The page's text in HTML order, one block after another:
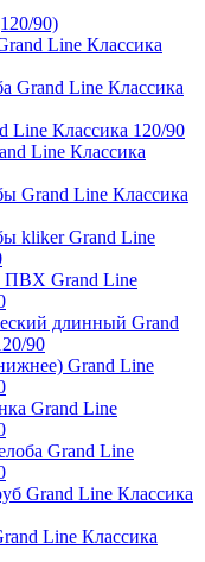
90)
Line Классика
Grand Line Классика
Line Классика 120/90
Line Классика
Grand Line Классика
kliker Grand Line
ПВХ Grand Line
длинный Grand
90
Grand Line
Grand Line
Grand Line
Grand Line Классика
Line Классика